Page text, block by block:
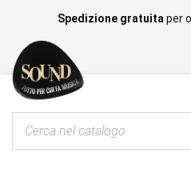
Spedizione gratuita per